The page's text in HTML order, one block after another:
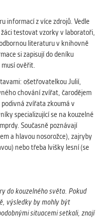
informací z více zdrojů. Vedle
testovat vzorky v laboratoři,
literaturu v knihovně
si zapisují do deníku
ověřit.
ošetřovatelkou Julií,
chování zvířat, čarodějem
zvířata zkoumá v
specializující se na kouzelné
Současně poznávají
a hlavou nosorožce), zajryby
nebo třeba lvišky lesní (se
do kouzelného světa. Pokud
výsledky by mohly být
situacemi setkali, znají